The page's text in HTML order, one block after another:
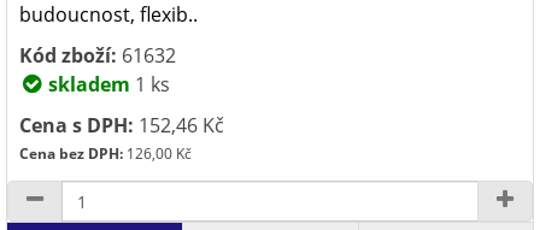
budoucnost, flexib..
Kód zboží: 61632
skladem 1 ks
Cena s DPH: 152,46 Kč
Cena bez DPH: 126,00 Kč